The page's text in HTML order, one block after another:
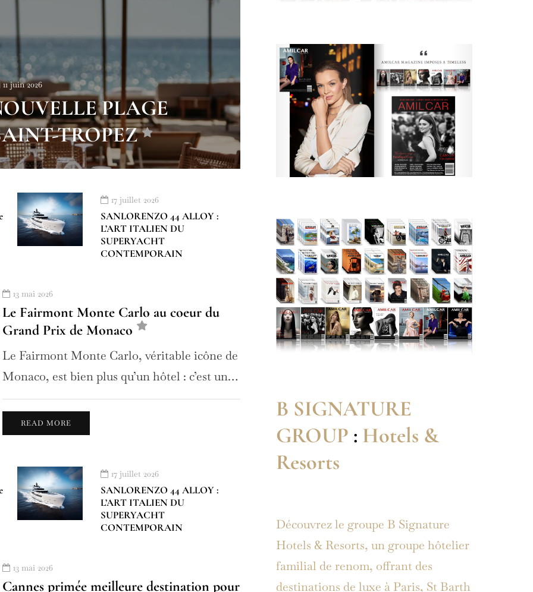
11 juin 2026
PLAGE
TROPEZ
17 juillet 2026
SANLORENZO 44 ALLOY :
L’ART ITALIEN DU
SUPERYACHT
CONTEMPORAIN
13 mai 2026
Le Fairmont Monte Carlo au coeur du
Grand Prix de Monaco
Le Fairmont Monte Carlo, véritable icône de
Monaco, est bien plus qu’un hôtel : c’est un…
READ MORE
17 juillet 2026
SANLORENZO 44 ALLOY :
L’ART ITALIEN DU
SUPERYACHT
CONTEMPORAIN
13 mai 2026
Cannes primée meilleure destination pour
B SIGNATURE
GROUP : Hotels &
Resorts
Découvrez le groupe B Signature
Hotels & Resorts, un groupe hôtelier
familial de renom, offrant des
destinations de luxe à Paris, St Barth